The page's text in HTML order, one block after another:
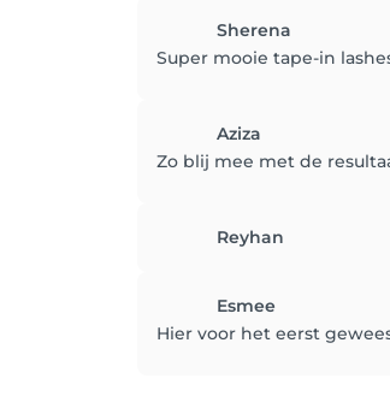
Sherena
Super mooie tape-in
Aziza
Zo blij mee met de
Reyhan
Esmee
Hier voor het eerst